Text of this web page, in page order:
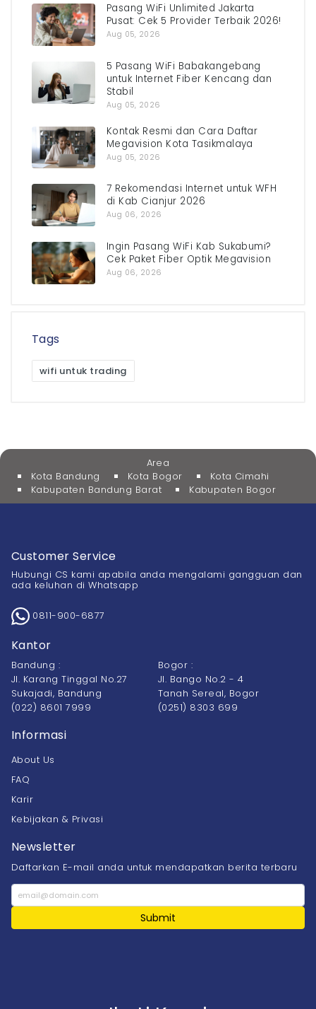
Pasang WiFi Unlimited Jakarta
Pusat: Cek 5 Provider Terbaik 2026!
Aug 05, 2026
5 Pasang WiFi Babakangebang
untuk Internet Fiber Kencang dan
Stabil
Aug 05, 2026
Kontak Resmi dan Cara Daftar
Megavision Kota Tasikmalaya
Aug 05, 2026
7 Rekomendasi Internet untuk WFH
di Kab Cianjur 2026
Aug 06, 2026
Ingin Pasang WiFi Kab Sukabumi?
Cek Paket Fiber Optik Megavision
Aug 06, 2026
Tags
wifi untuk trading
Area
Kota Bandung
Kota Bogor
Kota Cimahi
Kabupaten Bandung Barat
Kabupaten Bogor
Customer Service
Hubungi CS kami apabila anda mengalami gangguan dan
ada keluhan di Whatsapp
0811-900-6877
Kantor
Bandung :
Jl. Karang Tinggal No.27
Sukajadi, Bandung
(022) 8601 7999
Bogor :
Jl. Bango No.2 - 4
Tanah Sereal, Bogor
(0251) 8303 699
Informasi
About Us
FAQ
Karir
Kebijakan & Privasi
Newsletter
Daftarkan E-mail anda untuk mendapatkan berita terbaru
Submit